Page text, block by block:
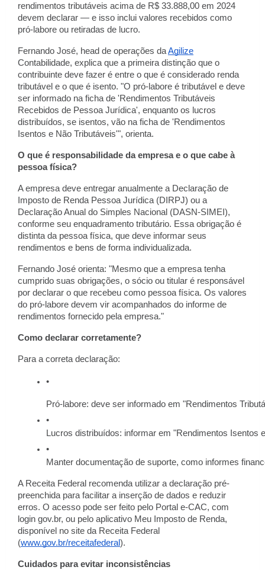
rendimentos tributáveis acima de R$ 33.888,00 em 2024
devem declarar — e isso inclui valores recebidos como
pró-labore ou retiradas de lucro.
Fernando José, head de operações daAgilize
Contabilidade, explica que a primeira distinção que o
contribuinte deve fazer é entre o que é considerado renda
tributável e o que é isento. "O pró-labore é tributável e deve
ser informado na ficha de 'Rendimentos Tributáveis
Recebidos de Pessoa Jurídica', enquanto os lucros
distribuídos, se isentos, vão na ficha de 'Rendimentos
Isentos e Não Tributáveis'", orienta.
O que é responsabilidade da empresa e o que cabe à
pessoa física?
A empresa deve entregar anualmente a Declaração de
Imposto de Renda Pessoa Jurídica (DIRPJ) ou a
Declaração Anual do Simples Nacional (DASN-SIMEI),
conforme seu enquadramento tributário. Essa obrigação é
distinta da pessoa física, que deve informar seus
rendimentos e bens de forma individualizada.
Fernando José orienta: "Mesmo que a empresa tenha
cumprido suas obrigações, o sócio ou titular é responsável
por declarar o que recebeu como pessoa física. Os valores
do pró-labore devem vir acompanhados do informe de
rendimentos fornecido pela empresa."
Como declarar corretamente?
Para a correta declaração:
Pró-labore: deve ser informado em "Rendimentos
Lucros distribuídos: informar em "Rendimentos Isentos
Manter documentação de suporte, como informes
A Receita Federal recomenda utilizar a declaração pré-
preenchida para facilitar a inserção de dados e reduzir
erros. O acesso pode ser feito pelo Portal e-CAC, com
login gov.br, ou pelo aplicativo Meu Imposto de Renda,
disponível no site da Receita Federal
(www.gov.br/receitafederal).
Cuidados para evitar inconsistências